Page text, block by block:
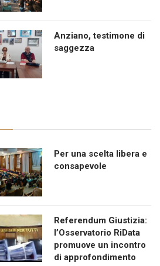
Anziano, testimone di
saggezza
Per una scelta libera e
consapevole
Referendum Giustizia:
l’Osservatorio RiData
promuove un incontro
di approfondimento